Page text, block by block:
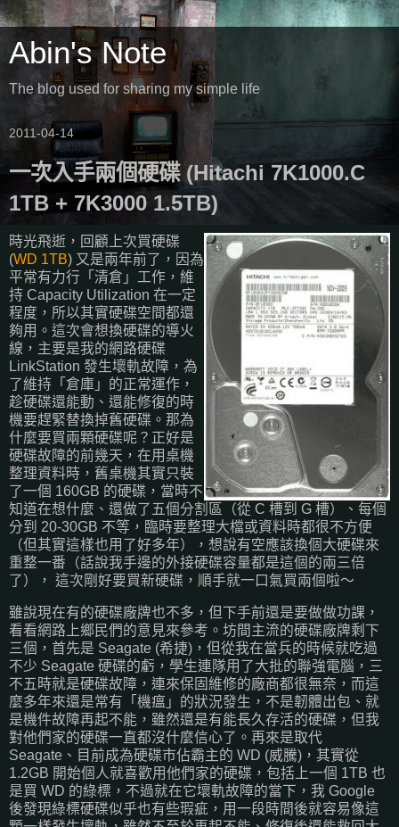
Abin's Note
The blog used for sharing my simple life
2011-04-14
一次入手兩個硬碟 (Hitachi 7K1000.C
1TB + 7K3000 1.5TB)
時光飛逝，回顧上次買硬碟
(WD 1TB) 又是兩年前了，因為
平常有力行「清倉」工作，維
持 Capacity Utilization 在一定
程度，所以其實硬碟空間都還
夠用。這次會想換硬碟的導火
線，主要是我的網路硬碟
LinkStation 發生壞軌故障，為
了維持「倉庫」的正常運作，
趁硬碟還能動、還能修復的時
機要趕緊替換掉舊硬碟。那為
什麼要買兩顆硬碟呢？正好是
硬碟故障的前幾天，在用桌機
整理資料時，舊桌機其實只裝
了一個 160GB 的硬碟，當時不
知道在想什麼、還做了五個分割區（從 C 槽到 G 槽）、每個
分到 20-30GB 不等，臨時要整理大檔或資料時都很不方便
（但其實這樣也用了好多年），想說有空應該換個大硬碟來
重整一番（話說我手邊的外接硬碟容量都是這個的兩三倍
了）， 這次剛好要買新硬碟，順手就一口氣買兩個啦～
雖說現在有的硬碟廠牌也不多，但下手前還是要做做功課，
看看網路上鄉民們的意見來參考。坊間主流的硬碟廠牌剩下
三個，首先是 Seagate (希捷)，但從我在當兵的時候就吃過
不少 Seagate 硬碟的虧，學生連隊用了大批的聯強電腦，三
不五時就是硬碟故障，連來保固維修的廠商都很無奈，而這
麼多年來還是常有「機瘟」的狀況發生，不是韌體出包、就
是機件故障再起不能，雖然還是有能長久存活的硬碟，但我
對他們家的硬碟一直都沒什麼信心了。再來是取代
Seagate、目前成為硬碟市佔霸主的 WD (威騰)，其實從
1.2GB 開始個人就喜歡用他們家的硬碟，包括上一個 1TB 也
是買 WD 的綠標，不過就在它壞軌故障的當下，我 Google
後發現綠標硬碟似乎也有些瑕疵，用一段時間後就容易像這